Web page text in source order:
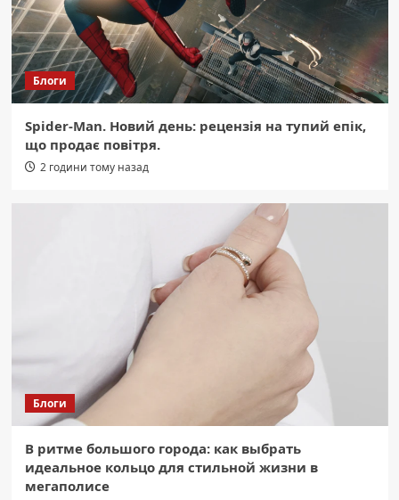
5
Область
Кривий Ріг: вандал вкрав інклюзивну
гойдалку з недобудованого дитячого
майданчика
Область
Марганець без води: прем’єр про
жорсткі висновки після кількоденної
Герой із Кам’янського: Олексій
Новогурський віддав життя за Україну
на Дніпропетровщині
Область
Пожежа в Кривому Розі: вогонь
знищив гараж, авто та господарчу
споруду на 85 кв. метрів.
Страшна ніч над Радушним: перші
хвилини після удару ворога (відео).
Блоги
Spider-Man. Новий день: рецензія на тупий епік,
що продає повітря.
2 години тому назад
Блоги
В ритме большого города: как выбрать
идеальное кольцо для стильной жизни в
мегаполисе